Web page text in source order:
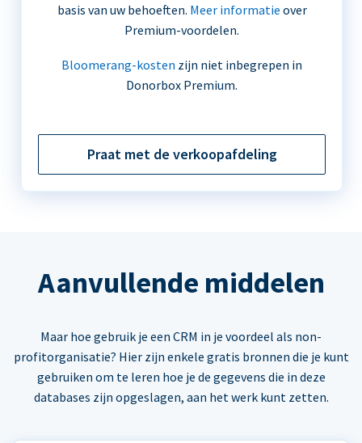
basis van uw behoeften. Meer informatie over
Premium-voordelen.
Bloomerang-kosten zijn niet inbegrepen in
Donorbox Premium.
Praat met de verkoopafdeling
Aanvullende middelen
Maar hoe gebruik je een CRM in je voordeel als non-
profitorganisatie? Hier zijn enkele gratis bronnen die je kunt
gebruiken om te leren hoe je de gegevens die in deze
databases zijn opgeslagen, aan het werk kunt zetten.